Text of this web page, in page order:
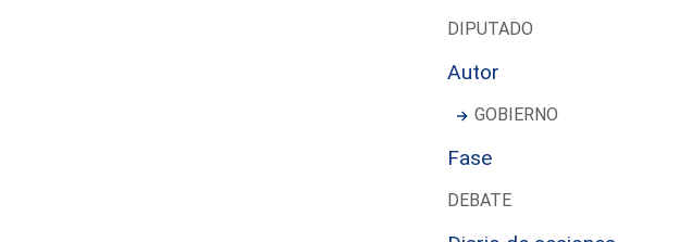
DIPUTADO
Autor
GOBIERNO
Fase
DEBATE